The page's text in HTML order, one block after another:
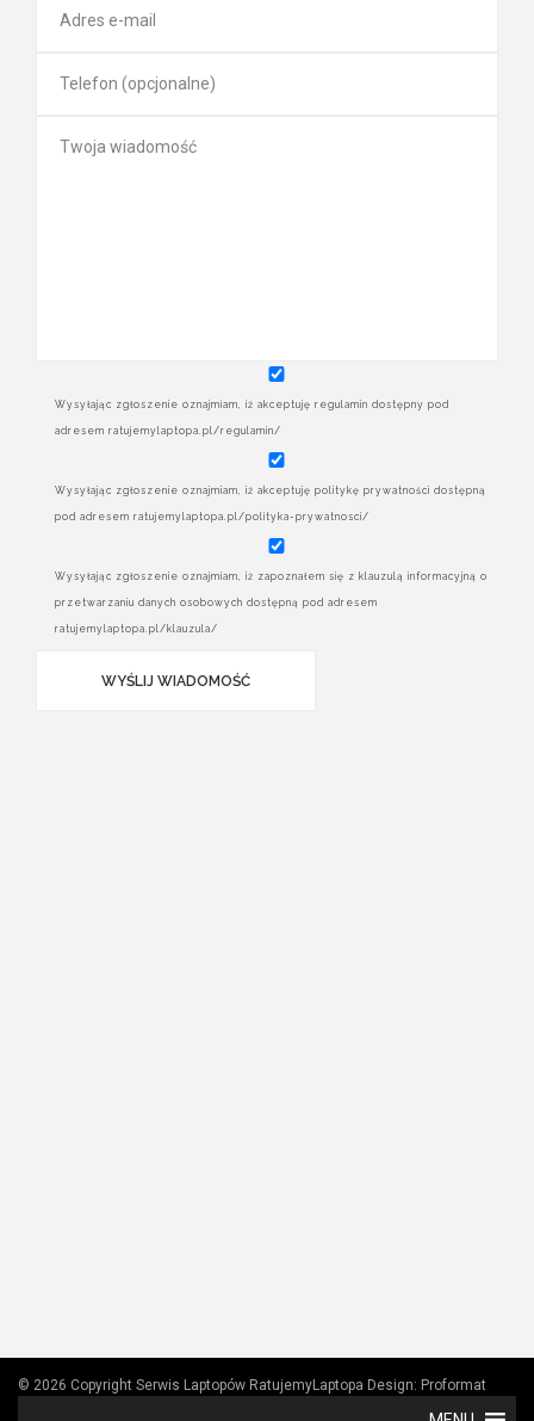
Wysyłając zgłoszenie oznajmiam, iż akceptuję regulamin dostępny pod
adresem ratujemylaptopa.pl/regulamin/
Wysyłając zgłoszenie oznajmiam, iż akceptuję politykę prywatności dostępną
pod adresem ratujemylaptopa.pl/polityka-prywatnosci/
Wysyłając zgłoszenie oznajmiam, iż zapoznałem się z klauzulą informacyjną o
przetwarzaniu danych osobowych dostępną pod adresem
ratujemylaptopa.pl/klauzula/
© 2026 Copyright Serwis Laptopów RatujemyLaptopa Design: Proformat